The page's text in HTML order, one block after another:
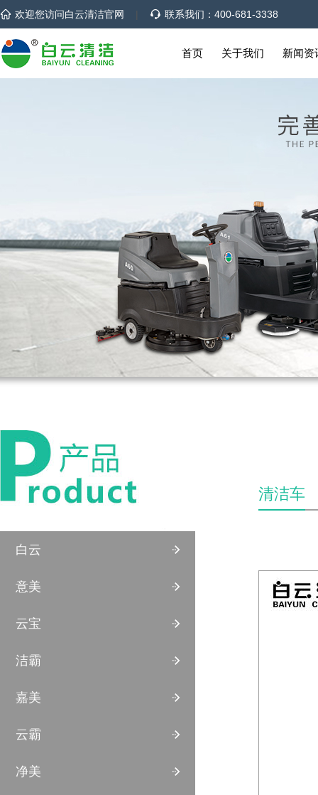
欢迎您访问白云清洁官网 | 联系我们：400-681-3338
首页 关于我们 新闻资
白云
意美
云宝
洁霸
嘉美
云霸
净美
清洁车